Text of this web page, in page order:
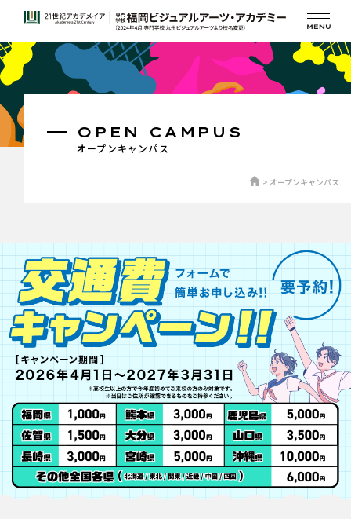
オープンキャンパス
OPEN CAMPUS
オープンキャンパス